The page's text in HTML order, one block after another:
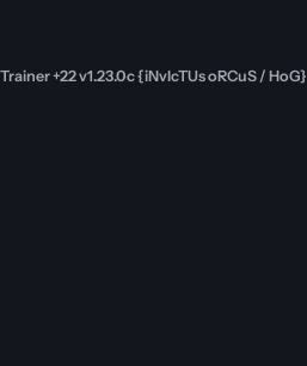
+22 v1.23.0c {iNvIcTUs oRCuS / HoG}